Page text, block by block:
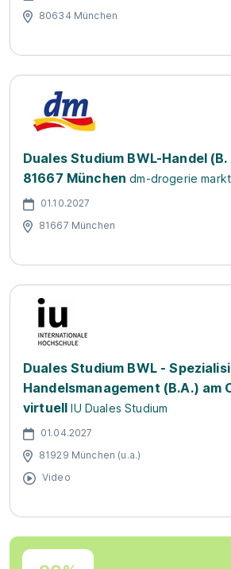
80634 München
Duales Studium BWL-Handel
81667 München dm-drogerie
01.10.2027
81667 München
Duales Studium BWL -
Handelsmanagement (B.A.) am
virtuell IU Duales Studium
01.04.2027
81929 München (u.a.)
Video